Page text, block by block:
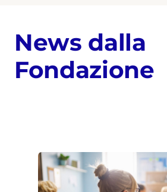
News dalla
Fondazione